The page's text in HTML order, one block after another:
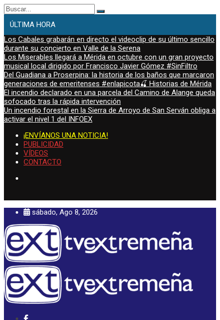
Buscar:
ÚLTIMA HORA
Los Cabales grabarán en directo el videoclip de su último sencillo
durante su concierto en Valle de la Serena
Los Miserables llegará a Mérida en octubre con un gran proyecto
musical local dirigido por Francisco Javier Gómez #SinFiltro
Del Guadiana a Proserpina: la historia de los baños que marcaron
generaciones de emeritenses #enlapicota🍒 Historias de Mérida
El incendio declarado en una parcela del Camino de Alange queda
sofocado tras la rápida intervención
Un incendio forestal en la Sierra de Arroyo de San Serván obliga a
activar el nivel 1 del INFOEX
¡ENVÍANOS UNA NOTICIA!
PUBLICIDAD
VÍDEOS
CONTACTO
sábado, Ago 8, 2026